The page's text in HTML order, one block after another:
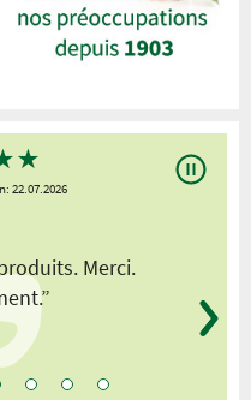
★
22.07.2026
Merci.